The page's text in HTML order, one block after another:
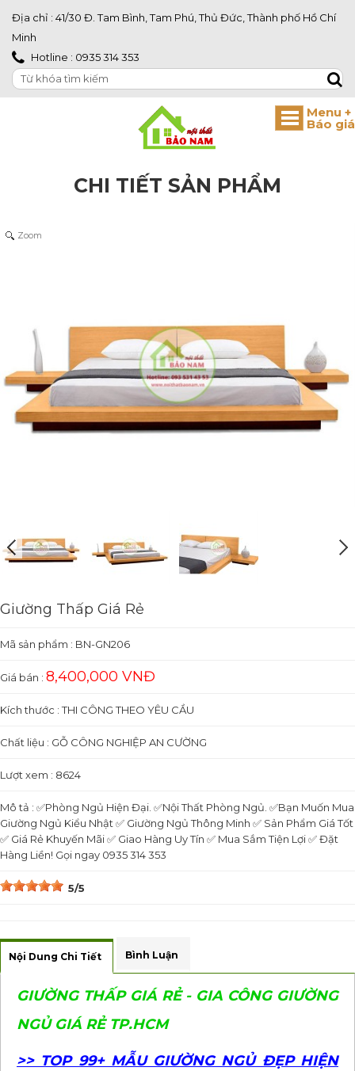
Địa chỉ : 41/30 Đ. Tam Bình, Tam Phú, Thủ Đức, Thành phố Hồ Chí
Minh
Hotline : 0935 314 353
CHI TIẾT SẢN PHẨM
Zoom
Giường Thấp Giá Rẻ
Mã sản phẩm : BN-GN206
Giá bán : 8,400,000 VNĐ
Kích thước : THI CÔNG THEO YÊU CẦU
Chất liệu : GỖ CÔNG NGHIỆP AN CƯỜNG
Lượt xem : 8624
Mô tả : ✅Phòng Ngủ Hiện Đại. ✅Nội Thất Phòng Ngủ. ✅Bạn Muốn Mua
Giường Ngủ Kiểu Nhật ✅ Giường Ngủ Thông Minh ✅ Sản Phẩm Giá Tốt
✅ Giá Rẻ Khuyến Mãi ✅ Giao Hàng Uy Tín ✅ Mua Sắm Tiện Lợi ✅ Đặt
Hàng Liền! Gọi ngay 0935 314 353
5/5
Nội Dung Chi Tiết Bình Luận
GIƯỜNG THẤP GIÁ RẺ - GIA CÔNG GIƯỜNG
NGỦ GIÁ RẺ TP.HCM
>> TOP 99+ MẪU GIƯỜNG NGỦ ĐẸP HIỆN